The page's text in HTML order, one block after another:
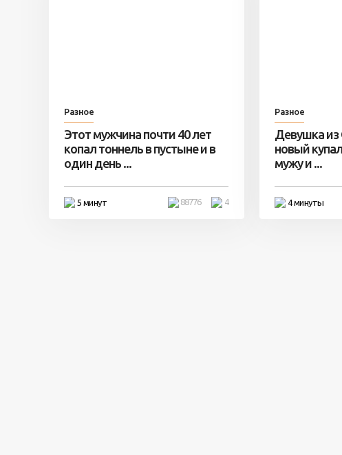
Разное
Этот мужчина почти 40 лет
копал тоннель в пустыне и в
один день ...
5 минут 4
88776
Разное
Девушка из
новый
мужу и ...
4 минуты